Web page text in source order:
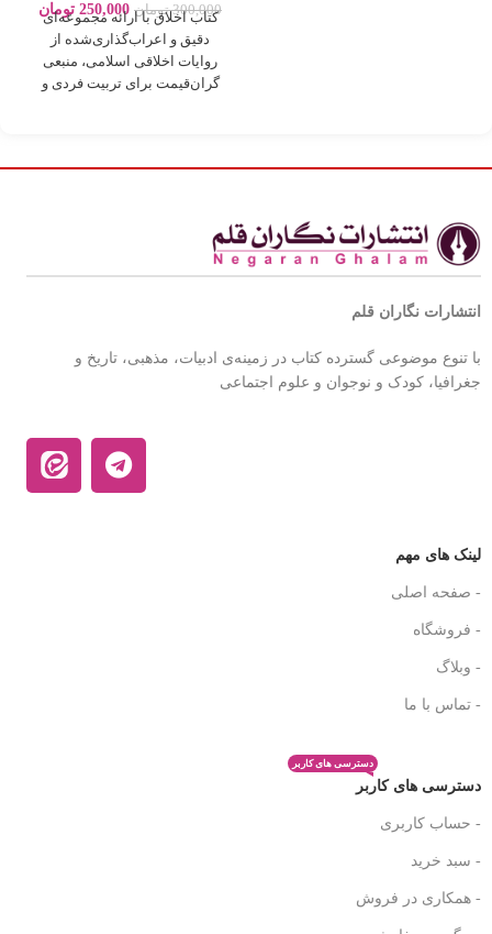
300,000 تومان 250,000 تومان
کتاب اخلاق با ارائه مجموعه‌ای
دقیق و اعراب‌گذاری‌شده از
روایات اخلاقی اسلامی، منبعی
گران‌قیمت برای تربیت فردی و
انتشارات نگاران قلم
با تنوع موضوعی گسترده کتاب در زمینه‌ی ادبیات، مذهبی، تاریخ و
جغرافیا، کودک و نوجوان و علوم اجتماعی
لینک های مهم
- صفحه اصلی
- فروشگاه
- وبلاگ
- تماس با ما
دسترسی های کاربر
دسترسی های کاربر
- حساب کاربری
- سبد خرید
- همکاری در فروش